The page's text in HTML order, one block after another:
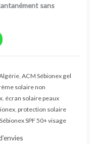
sans
,ACM Sébionex gel
solaire non
, écran solaire peaux
,protection solaire
Sébionex SPF 50+ visage